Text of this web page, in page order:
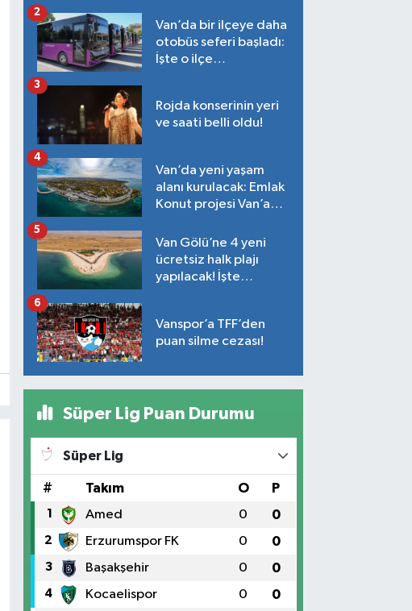
Van’da bir ilçeye daha
otobüs seferi başladı:
İşte o ilçe…
2
Rojda konserinin yeri
ve saati belli oldu!
3
Van’da yeni yaşam
alanı kurulacak: Emlak
Konut projesi Van’a
4
Van Gölü’ne 4 yeni
ücretsiz halk plajı
yapılacak! İşte
5
Vanspor’a TFF’den
puan silme cezası!
6
Süper Lig Puan Durumu
Süper Lig
# Takım O P
1 Amed 0 0
2 Erzurumspor FK 0 0
3 Başakşehir 0 0
4 Kocaelispor 0 0